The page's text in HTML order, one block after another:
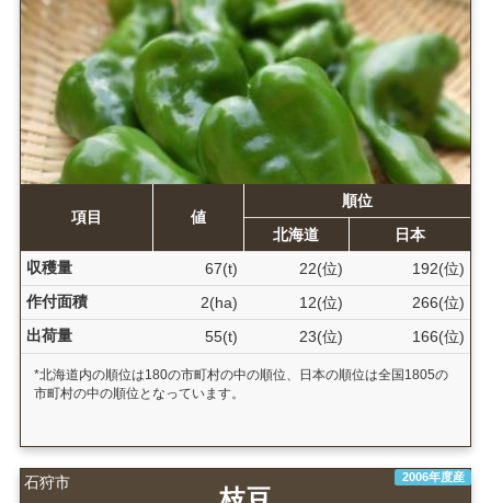
項目 値
順位
北海道
日本
収穫量
67(t) 22(位)
192(位)
作付面積
2(ha) 12(位)
266(位)
出荷量
55(t) 23(位) 166(位)
*北海道内の順位は180の市町村の中の順位、日本の順位は全国1805の
市町村の中の順位となっています。
石狩市 2006年度産